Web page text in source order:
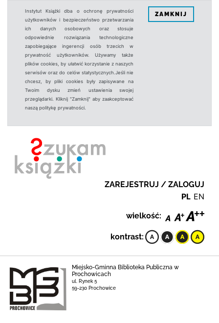
Instytut Książki dba o ochronę prywatności
użytkowników i bezpieczeństwo przetwarzania
ich danych osobowych oraz stosuje
odpowiednie rozwiązania technologiczne
zapobiegające ingerencji osób trzecich w
prywatność użytkowników. Używamy także
plików cookies, by ułatwić korzystanie z naszych
serwisów oraz do celów statystycznych.Jeśli nie
chcesz, by pliki cookies były zapisywane na
Twoim dysku zmień ustawienia swojej
przeglądarki. Kliknij "Zamknij" aby zaakceptować
naszą politykę prywatności.
ZAMKNIJ
ZAREJESTRUJ / ZALOGUJ
PL EN
wielkość:
kontrast:
Miejsko-Gminna Biblioteka Publiczna w
Prochowicach
ul. Rynek 5
59-230 Prochowice